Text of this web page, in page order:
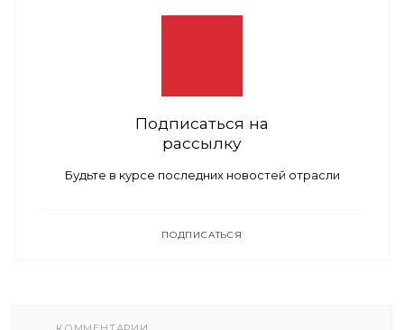
Подписаться на
рассылку
Будьте в курсе последних новостей отрасли
ПОДПИСАТЬСЯ